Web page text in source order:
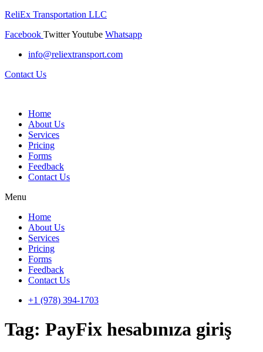
ReliEx Transportation LLC
Facebook TwitterYoutube Whatsapp
info@reliextransport.com
Contact Us
Home
About Us
Services
Pricing
Forms
Feedback
Contact Us
Menu
Home
About Us
Services
Pricing
Forms
Feedback
Contact Us
+1 (978) 394-1703
Tag: PayFix hesabınıza giriş